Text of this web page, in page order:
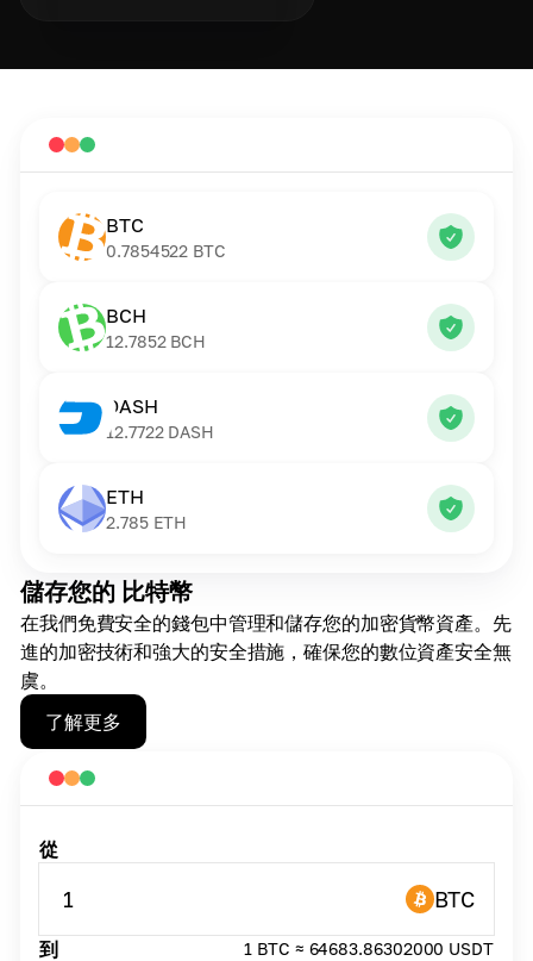
儲存您的 比特幣
在我們免費安全的錢包中管理和儲存您的加密貨幣資產。先
進的加密技術和強大的安全措施，確保您的數位資產安全無
虞。
了解更多
BTC
0.7854522 BTC
BCH
12.7852 BCH
DASH
12.7722 DASH
ETH
2.785 ETH
從
1 BTC
到 1 BTC ≈ 64683.86302000 USDT